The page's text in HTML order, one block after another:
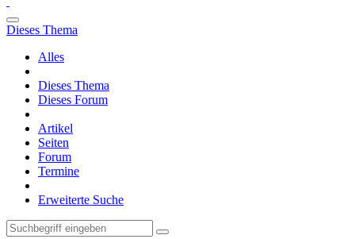
Dieses Thema
Alles
Dieses Thema
Dieses Forum
Artikel
Seiten
Forum
Termine
Erweiterte Suche